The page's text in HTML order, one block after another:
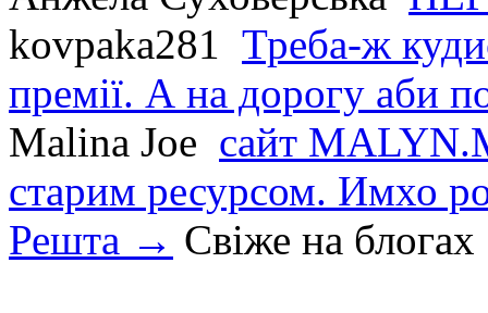
kovpaka281 Треба-ж
премії. А на дорогу аби
Malina Joe сайт
старим ресурсом. Имхо
Решта → Свіже на блогах